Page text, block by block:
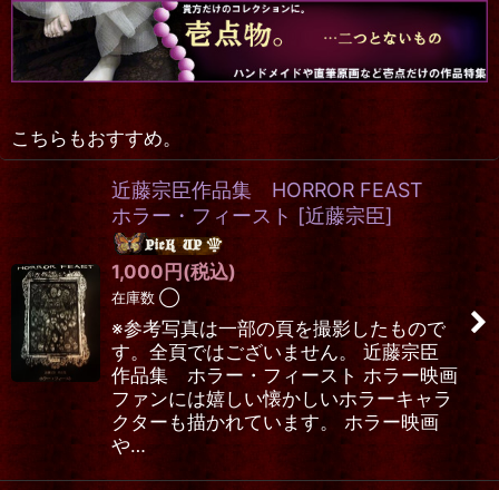
こちらもおすすめ。
近藤宗臣作品集 HORROR FEAST
ホラー・フィースト [近藤宗臣]
1,000 円 (税込)
在庫数 ◯
※参考写真は一部の頁を撮影したもので
す。全頁ではございません。 近藤宗臣
作品集 ホラー・フィースト ホラー映画
ファンには嬉しい懐かしいホラーキャラ
クターも描かれています。 ホラー映画
や…